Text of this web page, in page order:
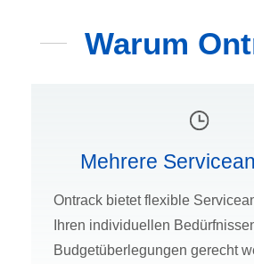
Warum
Mehrere
Ontrack bietet flexible
Ihren individuellen
Budgetüberlegungen gerecht